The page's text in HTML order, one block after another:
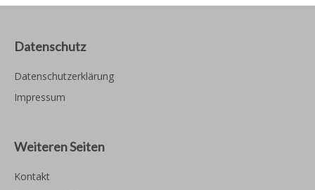
Datenschutz
Datenschutzerklärung
Impressum
Weiteren Seiten
Kontakt